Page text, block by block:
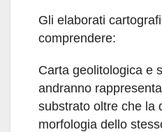
Gli elaborati
comprendere:
Carta geolitologica e
andranno
substrato oltre che la
morfologia dello